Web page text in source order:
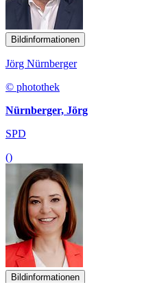
Bildinformationen
Jörg Nürnberger
© photothek
Nürnberger, Jörg
SPD
()
Bildinformationen